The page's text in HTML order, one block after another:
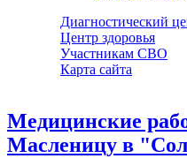
Диагностический
Центр здоровья
Участникам СВО
Карта сайта
Медицинские
Масленицу в